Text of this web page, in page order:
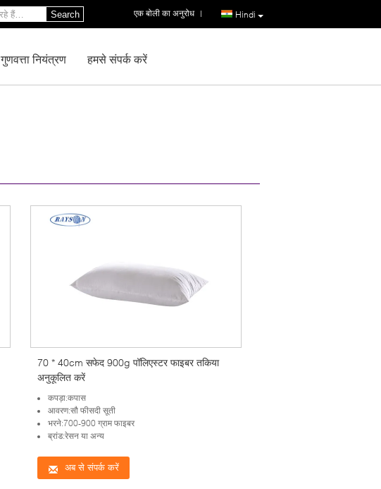
Hindi
एक बोली का अनुरोध |
Search
गुणवत्ता नियंत्रण हमसे संपर्क करें
70 * 40cm सफेद 900g पॉलिएस्टर फाइबर तकिया
अनुकूलित करें
कपड़ा:कपास
आवरण:सौ फीसदी सूती
भरने:700-900 ग्राम फाइबर
ब्रांड:रेसन या अन्य
अब से संपर्क करें